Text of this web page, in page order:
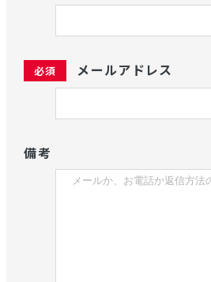
メールアドレス
備考